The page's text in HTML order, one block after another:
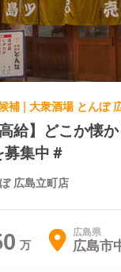
補 | 大衆酒場 とんぼ
給】どこか懐
集中＃
広島立町店
広島県
広島市